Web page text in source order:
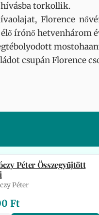
torkollik.
Florence
írónő hetvenhárom
csupán Florence
Péter Összegyűjtött
Péter
Ft